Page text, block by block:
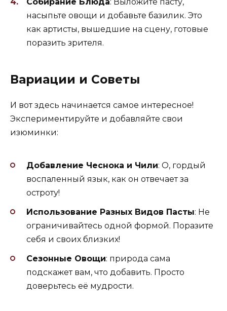
насыпьте овощи и добавьте базилик. Это
как артисты, вышедшие на сцену, готовые
поразить зрителя.
Вариации и Советы
И вот здесь начинается самое интересное!
Экспериментируйте и добавляйте свои
изюминки:
Добавление Чеснока и Чили: О, гордый
воспаленный язык, как он отвечает за
остроту!
Использование Разных Видов Пасты: Не
ограничивайтесь одной формой. Поразите
себя и своих близких!
Сезонные Овощи: природа сама
подскажет вам, что добавить. Просто
доверьтесь её мудрости.